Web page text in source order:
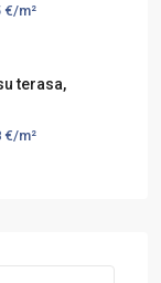
€/m²
terasa,
€/m²